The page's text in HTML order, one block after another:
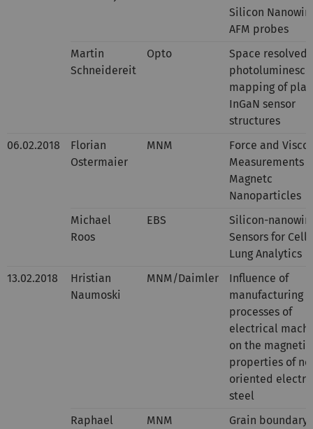
Silicon
AFM probes
Martin
Schneidereit
Opto
Space resolved
mapping of
InGaN sensor
structures
06.02.2018
Florian
Ostermaier
MNM
Force and
Measurements
Magnetc
Nanoparticles
Michael
Roos
EBS
Silicon-
Sensors for
Lung Analytics
13.02.2018
Hristian
Naumoski
MNM/Daimler
Influence of
manufacturing
processes of
electrical
on the magnetic
properties of
oriented
steel
Raphael
MNM
Grain boundary